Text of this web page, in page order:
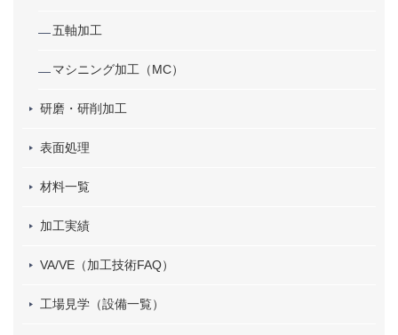
五軸加工
マシニング加工（MC）
研磨・研削加工
表面処理
材料一覧
加工実績
VA/VE（加工技術FAQ）
工場見学（設備一覧）